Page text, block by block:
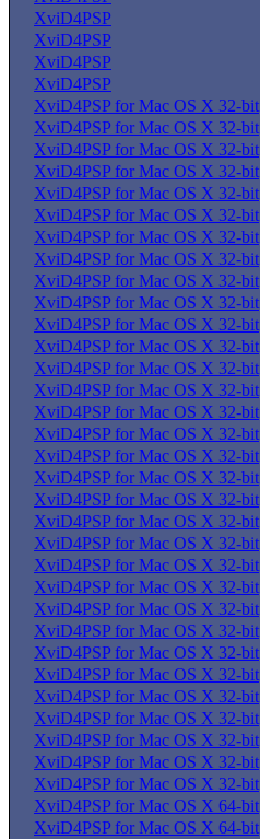
XviD4PSP
XviD4PSP
XviD4PSP
XviD4PSP
XviD4PSP for Mac OS X 32-bit
XviD4PSP for Mac OS X 32-bit
XviD4PSP for Mac OS X 32-bit
XviD4PSP for Mac OS X 32-bit
XviD4PSP for Mac OS X 32-bit
XviD4PSP for Mac OS X 32-bit
XviD4PSP for Mac OS X 32-bit
XviD4PSP for Mac OS X 32-bit
XviD4PSP for Mac OS X 32-bit
XviD4PSP for Mac OS X 32-bit
XviD4PSP for Mac OS X 32-bit
XviD4PSP for Mac OS X 32-bit
XviD4PSP for Mac OS X 32-bit
XviD4PSP for Mac OS X 32-bit
XviD4PSP for Mac OS X 32-bit
XviD4PSP for Mac OS X 32-bit
XviD4PSP for Mac OS X 32-bit
XviD4PSP for Mac OS X 32-bit
XviD4PSP for Mac OS X 32-bit
XviD4PSP for Mac OS X 32-bit
XviD4PSP for Mac OS X 32-bit
XviD4PSP for Mac OS X 32-bit
XviD4PSP for Mac OS X 32-bit
XviD4PSP for Mac OS X 32-bit
XviD4PSP for Mac OS X 32-bit
XviD4PSP for Mac OS X 32-bit
XviD4PSP for Mac OS X 32-bit
XviD4PSP for Mac OS X 32-bit
XviD4PSP for Mac OS X 32-bit
XviD4PSP for Mac OS X 32-bit
XviD4PSP for Mac OS X 32-bit
XviD4PSP for Mac OS X 32-bit
XviD4PSP for Mac OS X 64-bit
XviD4PSP for Mac OS X 64-bit